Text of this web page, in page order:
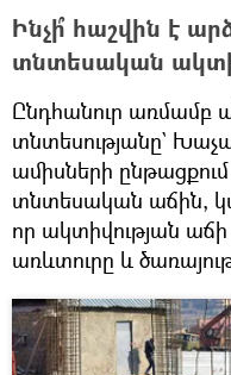
Ինչի՞ հաշվին է
տնտեսական
Ընդհանուր առմամբ
տնտեսությանը`
ամիսների
տնտեսական աճին,
որ ակտիվության
առևտուրը և